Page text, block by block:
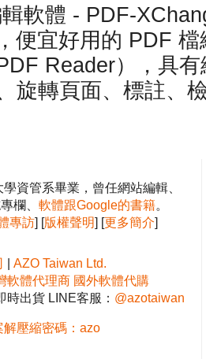
軟體 - PDF-
便宜好用的 PDF
Reader），具
旋轉頁面、標註、
資管系畢業，曾任網站編輯、
欄、 軟體跟Google的書籍。
專訪] [版權聲明] [更多簡介]
AZO Taiwan Ltd.
軟體代理商 國外軟體代購
時出貨 LINE客服： @azotaiwan
解壓縮密碼：azo